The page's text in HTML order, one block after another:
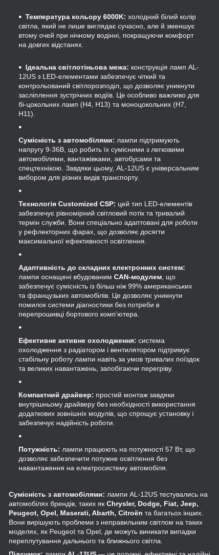
Температура кольору 6000K: холодний білий колір
світла, який не лише виглядає сучасно, але й зменшує
втому очей при нічному водінні, покращуючи комфорт
на довгих відстанях.
Ідеальна світлотіньова межа: конструкція ламп AL-
12US з LED-елементами забезпечує чіткий та
контрольований світлорозподіл, що дозволяє уникнути
засліплення зустрічних водіїв. Це особливо важливо для
бі-цокольних ламп (H4, H13) та моноцокольних (H7,
H11).
Сумісність з автомобілями: лампи підтримують
напругу 9-36В, що робить їх сумісними з легковими
автомобілями, вантажівками, автобусами та
спецтехнікою. Завдяки цьому, AL-12US є універсальним
вибором для різних видів транспорту.
Технологія Customized CSP: цей тип LED-елементів
забезпечує рівномірний світловий потік та тривалий
термін служби. Вони спеціально адаптовані для роботи
у рефлекторних фарах, що дозволяє досягти
максимальної ефективності освітлення.
Адаптивність до складних електронних систем:
лампи оснащені вбудованим CAN-модулем , що
забезпечує сумісність із більш ніж 99% американських
та французьких автомобілів. Це дозволяє уникнути
помилок системи діагностики без потреби в
перепрошивці бортового комп’ютера.
Ефективне активне охолодження: система
охолодження з радіатором і вентилятором підтримує
стабільну роботу лампи навіть за умов тривалих поїздок
та великих навантажень, запобігаючи перегріву.
Компактний драйвер: простий монтаж завдяки
внутрішньому драйверу без необхідності використання
додаткових зовнішніх модулів, що спрощує установку і
забезпечує надійність роботи.
Потужність: лампи працюють на потужності 57 Вт, що
дозволяє забезпечити потужне освітлення без
навантаження на електросистему автомобіля.
Сумісність з автомобілями: лампи AL-12US тестувались на
автомобілях брендів, таких як Chrysler, Dodge, Fiat, Jeep,
Peugeot, Opel, Maserati, Abarth, Citroën та багатьох інших.
Вони вирішують проблеми з неправильним світлом на таких
моделях, як Peugeot та Opel, де можуть виникати випадки
переплутування дальнього та ближнього світла.